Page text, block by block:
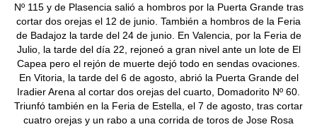
Nº 115 y de Plasencia salió a hombros por la Puerta Grande tras
cortar dos orejas el 12 de junio. También a hombros de la Feria
de Badajoz la tarde del 24 de junio. En Valencia, por la Feria de
Julio, la tarde del día 22, rejoneó a gran nivel ante un lote de El
Capea pero el rejón de muerte dejó todo en sendas ovaciones.
En Vitoria, la tarde del 6 de agosto, abrió la Puerta Grande del
Iradier Arena al cortar dos orejas del cuarto, Domadorito Nº 60.
Triunfó también en la Feria de Estella, el 7 de agosto, tras cortar
cuatro orejas y un rabo a una corrida de toros de Jose Rosa